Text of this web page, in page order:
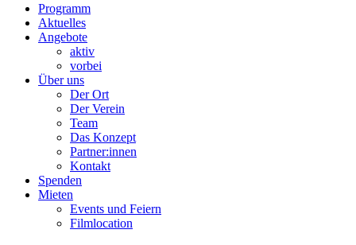
Programm
Aktuelles
Angebote
aktiv
vorbei
Über uns
Der Ort
Der Verein
Team
Das Konzept
Partner:innen
Kontakt
Spenden
Mieten
Events und Feiern
Filmlocation